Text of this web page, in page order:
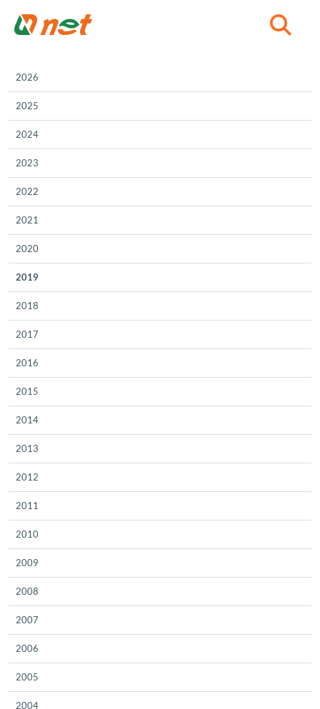
2026
2025
2024
2023
2022
2021
2020
2019
2018
2017
2016
2015
2014
2013
2012
2011
2010
2009
2008
2007
2006
2005
2004